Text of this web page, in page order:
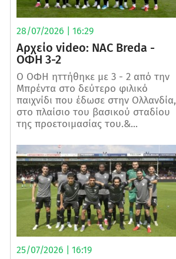
28/07/2026 | 16:29
Αρχείο video: NAC Breda -
ΟΦΗ 3-2
Ο ΟΦΗ ηττήθηκε με 3 - 2 από την
Μπρέντα στο δεύτερο φιλικό
παιχνίδι που έδωσε στην Ολλανδία,
στο πλαίσιο του βασικού σταδίου
της προετοιμασίας του.&...
25/07/2026 | 16:19